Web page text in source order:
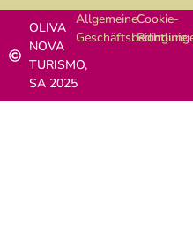
OLIVA
NOVA
TURISMO,
SA 2025
AllgemeineCookie-
Richtlinie